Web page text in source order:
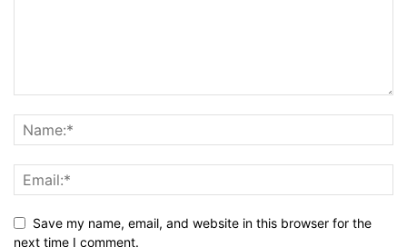
Save my name, email, and website in this browser for the
next time I comment.